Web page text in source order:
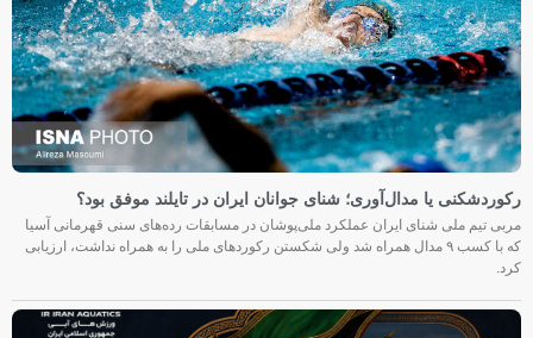
رکوردشکنی یا مدال‌آوری؛ شنای جوانان ایران در تایلند موفق بود؟
مربی تیم ملی شنای ایران عملکرد ملی‌پوشان در مسابقات رده‌های سنی قهرمانی آسیا
که با کسب ۹ مدال همراه شد ولی شکستن رکوردهای ملی را به همراه نداشت، ارزیابی
کرد.